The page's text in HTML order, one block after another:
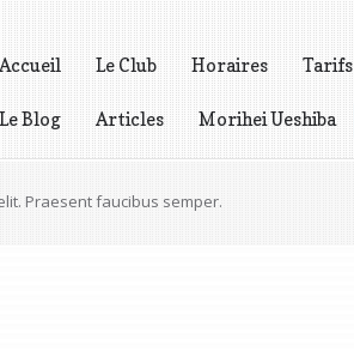
Accueil Le Club Horaires Tarifs
Le Blog Articles Morihei Ueshiba
gravida dolor, et rutrum erat.